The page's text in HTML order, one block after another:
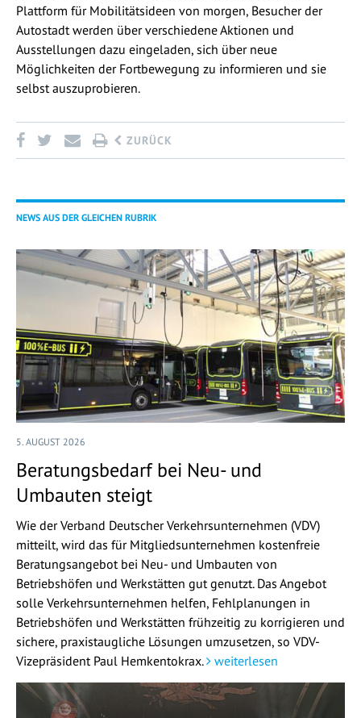
Plattform für Mobilitätsideen von morgen, Besucher der
Autostadt werden über verschiedene Aktionen und
Ausstellungen dazu eingeladen, sich über neue
Möglichkeiten der Fortbewegung zu informieren und sie
selbst auszuprobieren.
ZURÜCK
NEWS AUS DER GLEICHEN RUBRIK
5. AUGUST 2026
Beratungsbedarf bei Neu- und
Umbauten steigt
Wie der Verband Deutscher Verkehrsunternehmen (VDV)
mitteilt, wird das für Mitgliedsunternehmen kostenfreie
Beratungsangebot bei Neu- und Umbauten von
Betriebshöfen und Werkstätten gut genutzt. Das Angebot
solle Verkehrsunternehmen helfen, Fehlplanungen in
Betriebshöfen und Werkstätten frühzeitig zu korrigieren und
sichere, praxistaugliche Lösungen umzusetzen, so VDV-
Vizepräsident Paul Hemkentokrax.
weiterlesen